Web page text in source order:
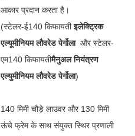
आकार प्रदान करता है।
(स्टेलर-ई140 किफायतीइलेक्ट्रिक
एल्यूमीनियम लौवरेड पेर्गोलाऔर स्टेलर-
एम140 किफायतीमैनुअल नियंत्रण
एल्युमीनियम लौवरेड पेर्गोला)
140 मिमी चौड़े लाउवर और 130 मिमी
ऊंचे फ्रेम के साथ संयुक्त स्थिर प्रणाली